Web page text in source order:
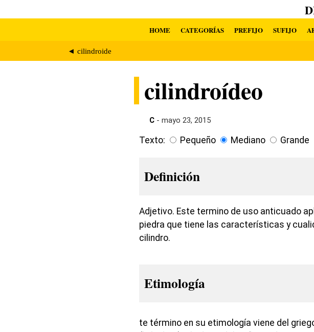
HOME CATEGORÍAS PREFIJO SUFIJO
◄ cilindroide
cilindroídeo
C - mayo 23, 2015
Texto: Pequeño Mediano Grande
Definición
Adjetivo. Este termino de uso anticuado
piedra que tiene las características y
cilindro.
Etimología
te término en su etimología viene del